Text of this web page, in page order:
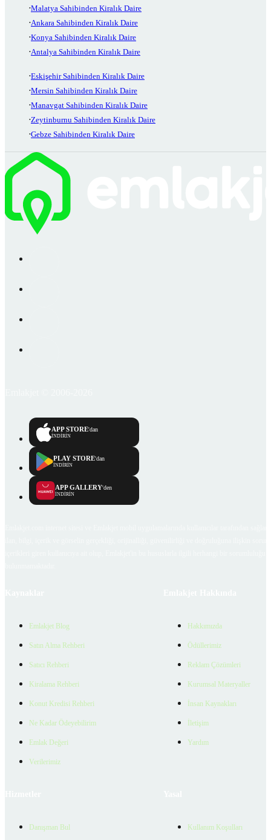
Malatya Sahibinden Kiralık Daire
Ankara Sahibinden Kiralık Daire
Konya Sahibinden Kiralık Daire
Antalya Sahibinden Kiralık Daire
Eskişehir Sahibinden Kiralık Daire
Mersin Sahibinden Kiralık Daire
Manavgat Sahibinden Kiralık Daire
Zeytinburnu Sahibinden Kiralık Daire
Gebze Sahibinden Kiralık Daire
APP STORE'dan
İNDİRİN
PLAY STORE'dan
İNDİRİN
APP GALLERY'den
İNDİRİN
Emlakjet Blog
Satın Alma Rehberi
Satıcı Rehberi
Kiralama Rehberi
Konut Kredisi Rehberi
Ne Kadar Ödeyebilirim
Emlak Değeri
Verilerimiz
Hakkımızda
Ödüllerimiz
Reklam Çözümleri
Kurumsal Materyaller
İnsan Kaynakları
İletişim
Yardım
Danışman Bul Kullanım Koşulları